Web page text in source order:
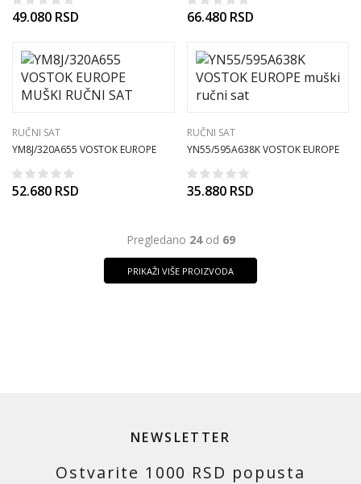
49.080 RSD 66.480 RSD
RUČNI SAT
YM8J/320A655 VOSTOK EUROPE
52.680 RSD
RUČNI SAT
YN55/595A638K VOSTOK EUROPE
35.880 RSD
Pregledano 24od 69
PRIKAŽI VIŠE PROIZVODA
NEWSLETTER
Ostvarite 1000 RSD popusta